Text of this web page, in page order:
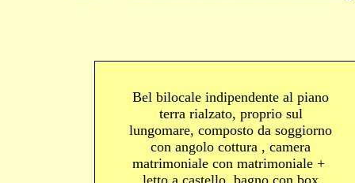
Bel bilocale indipendente al piano
terra rialzato, proprio sul
lungomare, composto da soggiorno
con angolo cottura , camera
matrimoniale con matrimoniale +
letto a castello, bagno con box